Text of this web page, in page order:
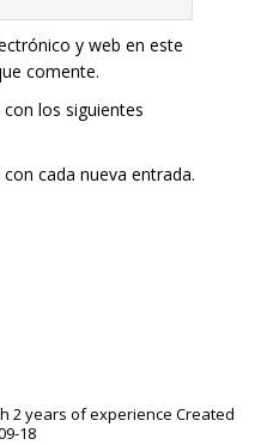
y web en este
comente.
los siguientes
cada nueva entrada.
2 years of experience Created
18